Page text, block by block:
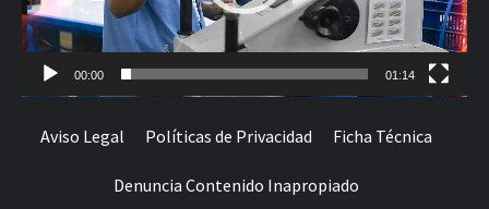
00:00 01:14
Aviso Legal Políticas de Privacidad Ficha Técnica
Denuncia Contenido Inapropiado